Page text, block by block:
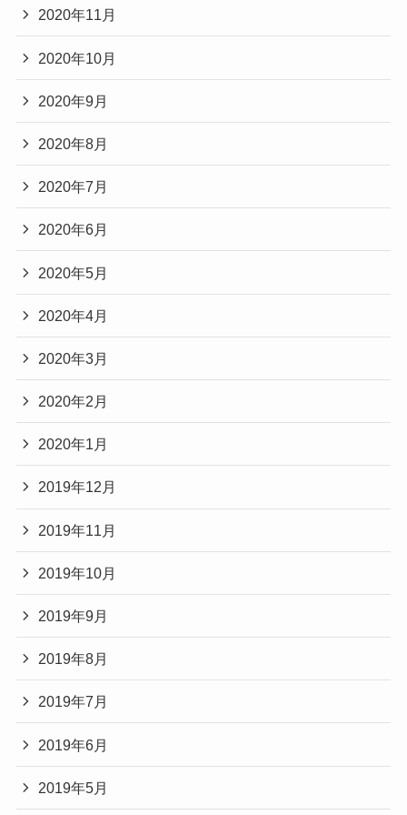
2020年11月
2020年10月
2020年9月
2020年8月
2020年7月
2020年6月
2020年5月
2020年4月
2020年3月
2020年2月
2020年1月
2019年12月
2019年11月
2019年10月
2019年9月
2019年8月
2019年7月
2019年6月
2019年5月